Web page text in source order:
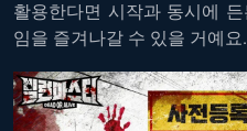
활용한다면 시작과 동시에
임을 즐겨나갈 수 있을 거예요.